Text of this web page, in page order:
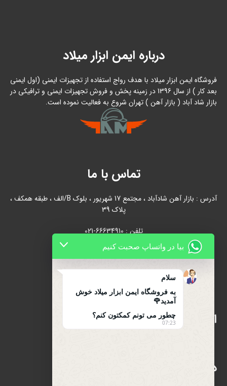
درباره ایمن ابزار میلاد
فروشگاه ایمن ابزار میلاد با هدف رواج استفاده از تجهیزات ایمنی (اول ایمنی
بعد کار ) از سال 1396 در زمینه پخش و فروش تجهیزات ایمنی و ترافیکی در
بازار شاد آباد ( بازار آهن ) تهران شروع به فعالیت نموده است.
تماس با ما
آدرس : بازار آهن شادآباد ، مجتمع 17 شهریور ، بلوک B/الف ، طبقه همکف ،
پلاک 39
تلفن : 66634910-021
021-66631684
اینماد
دسترسی سریع
بیا در واتساپ صحبت کنیم
سلام
به فروشگاه ایمن ابزار میلاد خوش
آمدید🌹
چطور می تونم کمکتون کنم؟
07:23